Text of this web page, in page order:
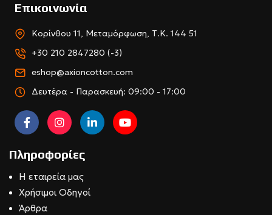
Επικοινωνία
Κορίνθου 11, Μεταμόρφωση, Τ.Κ. 144 51
+30 210 2847280 (-3)
eshop@axioncotton.com
Δευτέρα - Παρασκευή: 09:00 - 17:00
Πληροφορίες
Η εταιρεία μας
Χρήσιμοι Οδηγοί
Άρθρα